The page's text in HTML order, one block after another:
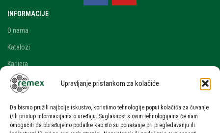
Upravljanje pristankom za kolačiće
Da bismo pružili najbolje iskustvo, koristimo tehnologije poput kolačića za čuvanje
i/ili pristup informacijama o uređaju. Suglasnost s ovim tehnologijama će nam
omogućiti da obrađujemo podatke kao što su ponašanje pri pregledavanju ili
INFORMACIJE
O nama
Katalozi
Karijera
Blog i novosti
RAČUN
Moj račun